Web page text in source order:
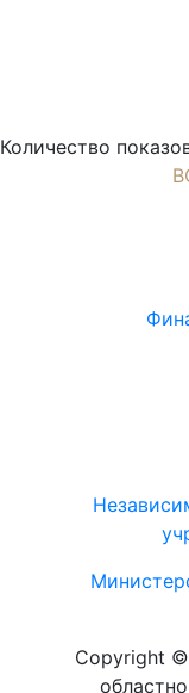
Количество
Copyright